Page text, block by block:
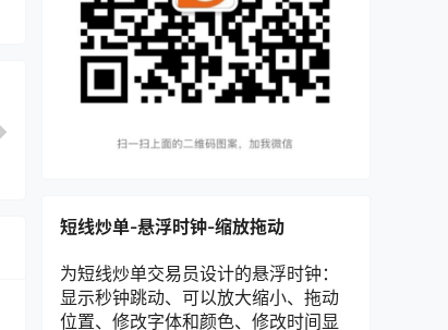
短线炒单-悬浮时钟-缩放拖动
为短线炒单交易员设计的悬浮时钟：
显示秒钟跳动、可以放大缩小、拖动
位置、修改字体和颜色、修改时间显